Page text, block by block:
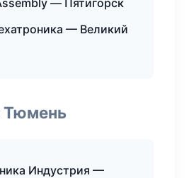
— Пятигорск
— Великий
Тюмень
Индустрия —